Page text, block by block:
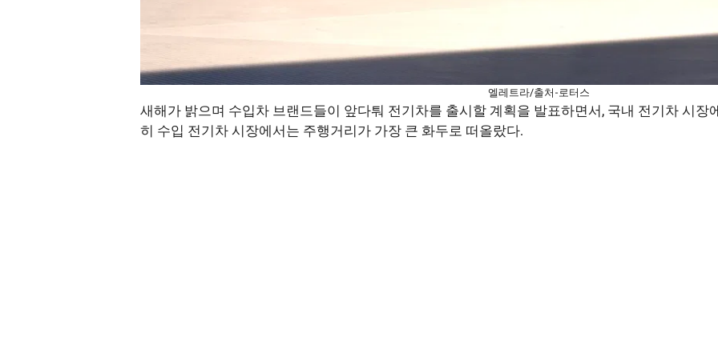
엘레트라/출처-로터스
새해가 밝으며 수입차 브랜드들이 앞다퉈 전기차를 출시할 계획을 발표하면서, 국내 전기차 시장
히 수입 전기차 시장에서는 주행거리가 가장 큰 화두로 떠올랐다.